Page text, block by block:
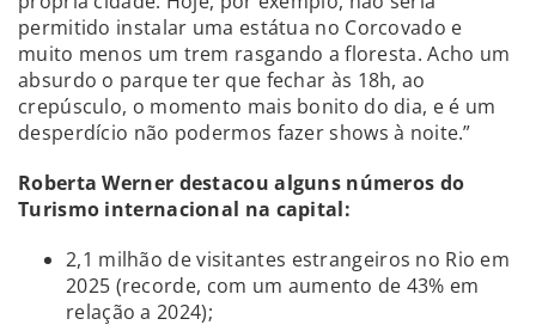
permitido instalar uma estátua no Corcovado e
muito menos um trem rasgando a floresta. Acho um
absurdo o parque ter que fechar às 18h, ao
crepúsculo, o momento mais bonito do dia, e é um
desperdício não podermos fazer shows à noite.”
Roberta Werner destacou alguns números do
Turismo internacional na capital:
2,1 milhão de visitantes estrangeiros no Rio em
2025 (recorde, com um aumento de 43% em
relação a 2024);